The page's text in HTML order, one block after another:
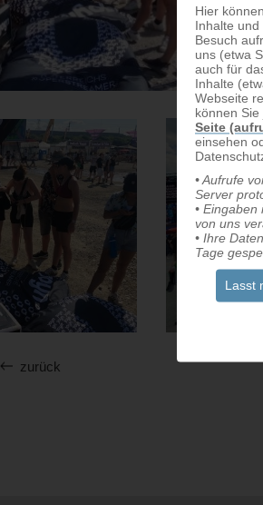
Hier
Inhalte
Besuch
uns (etwa
auch für
Inhalte
Webseite
können
Seite
einsehen
• Aufrufe
Server
•
von uns
• Ihre
Tage
Lasst
zurück